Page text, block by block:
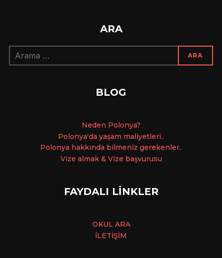
ARA
Arama:
ARA
BLOG
Neden Polonya?
Polonya'da yaşam maliyetleri..
Polonya hakkında bilmeniz gerekenler..
Vize almak & Vize başvurusu
FAYDALI LİNKLER
OKUL ARA
İLETİŞİM